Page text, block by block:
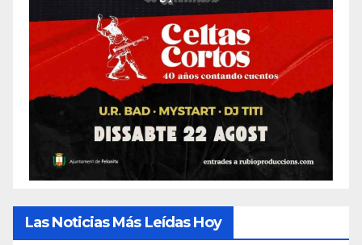
Las Noticias Más Leídas Hoy